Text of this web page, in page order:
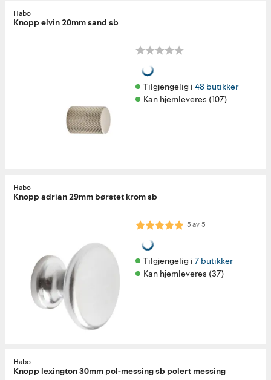
Habo
Knopp elvin 20mm sand sb
Tilgjengelig i 48 butikker
Kan hjemleveres (107)
Habo
Knopp adrian 29mm børstet krom sb
Karakter: 5.0 av 5 mulige
5av5
Tilgjengelig i 7 butikker
Kan hjemleveres (37)
Habo
Knopp lexington 30mm pol-messing sb polert messing